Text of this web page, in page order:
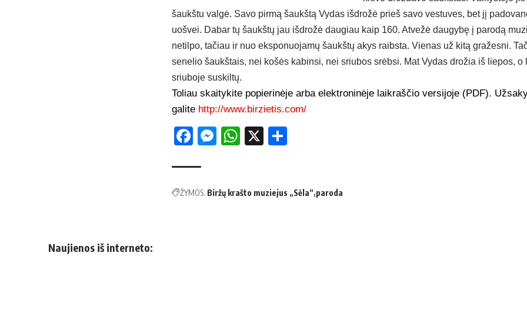
šaukštu valgė. Savo pirmą šaukštą Vydas išdrožė prieš savo vestuves, bet jį
uošvei. Dabar tų šaukštų jau išdrožė daugiau kaip 160. Atvežė daugybę į parodą
netilpo, tačiau ir nuo eksponuojamų šaukštų akys raibsta. Vienas už kitą gražesni.
senelio šaukštais, nei košės kabinsi, nei sriubos srėbsi. Mat Vydas drožia iš liepos, o
sriuboje suskiltų.
Toliau skaitykite popierinėje arba elektroninėje laikraščio versijoje (PDF).
galite http://www.birzietis.com/
Facebook
Messenger
WhatsApp
X
ŽYMOS: Biržų krašto muziejus „Sėla“ paroda
Naujienos iš interneto: